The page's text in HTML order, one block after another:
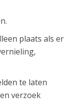
plaats als er
te laten
verzoek